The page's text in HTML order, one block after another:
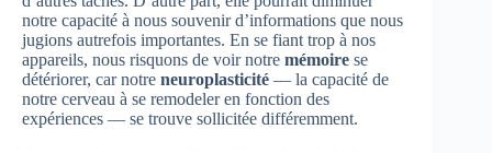
notre capacité à nous souvenir d’informations que nous
jugions autrefois importantes. En se fiant trop à nos
appareils, nous risquons de voir notre mémoire se
détériorer, car notre neuroplasticité — la capacité de
notre cerveau à se remodeler en fonction des
expériences — se trouve sollicitée différemment.